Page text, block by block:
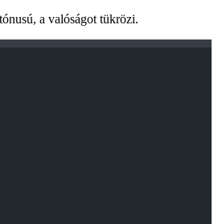
a valóságot tükrözi.